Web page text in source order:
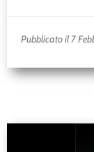
Pubblicato il 7